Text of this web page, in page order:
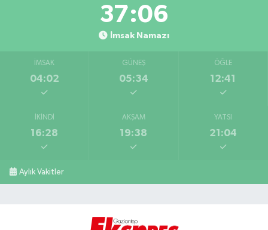
37:05
İmsak Namazı
İMSAK
04:02
GÜNEŞ
05:34
ÖĞLE
12:41
İKINDI
16:28
AKŞAM
19:38
YATSI
21:04
Aylık Vakitler